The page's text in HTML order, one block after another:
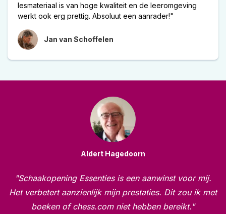
lesmateriaal is van hoge kwaliteit en de leeromgeving
werkt ook erg prettig. Absoluut een aanrader!"
Jan van Schoffelen
Aldert Hagedoorn
"Schaakopening Essenties is een aanwinst voor mij.
Het verbetert aanzienlijk mijn prestaties. Dit zou ik met
boeken of chess.com niet hebben bereikt."